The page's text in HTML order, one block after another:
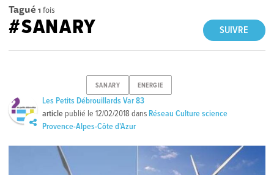
Tagué 1 fois
SUIVRE
#SANARY
SANARY ENERGIE
Les Petits Débrouillards Var 83
article publié le12/02/2018 dans Réseau Culture science
Provence-Alpes-Côte d'Azur